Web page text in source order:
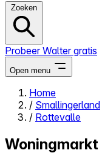
Zoeken
Probeer Walter gratis
Open menu
Close menu
Home
/ Smallingerland
/ Rottevalle